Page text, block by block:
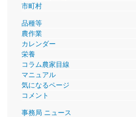
市町村
品種等
農作業
カレンダー
栄養
コラム農家目線
マニュアル
気になるページ
コメント
事務局 ニュース